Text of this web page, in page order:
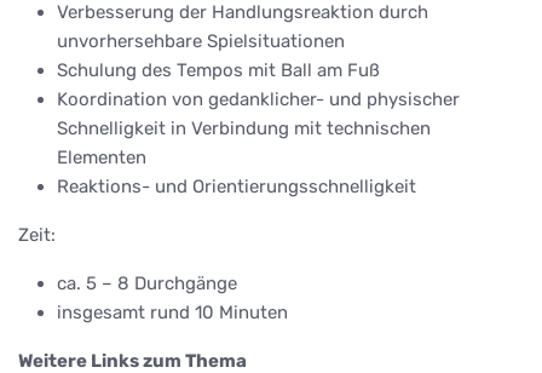
Verbesserung der Handlungsreaktion durch
unvorhersehbare Spielsituationen
Schulung des Tempos mit Ball am Fuß
Koordination von gedanklicher- und physischer
Schnelligkeit in Verbindung mit technischen
Elementen
Reaktions- und Orientierungsschnelligkeit
Zeit:
ca. 5 – 8 Durchgänge
insgesamt rund 10 Minuten
Weitere Links zum Thema